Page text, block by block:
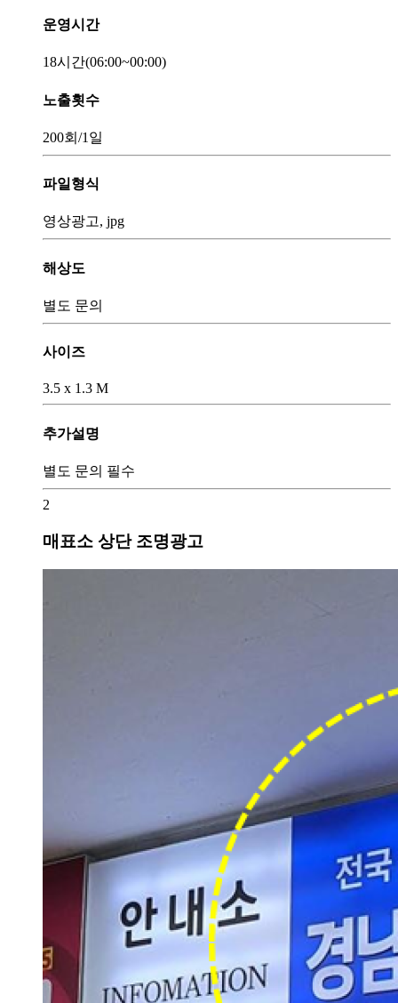
운영시간
18시간(06:00~00:00)
노출횟수
200회 /1일
파일형식
영상광고, jpg
해상도
별도 문의
사이즈
3.5 x 1.3 M
추가설명
별도 문의 필수
2
매표소 상단 조명광고